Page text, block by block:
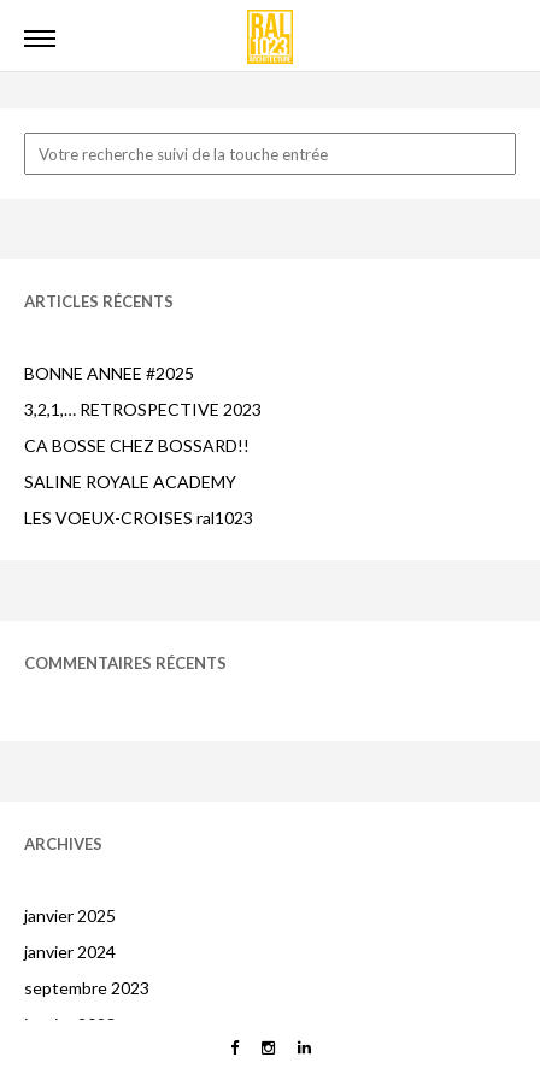
ARTICLES RÉCENTS
BONNE ANNEE #2025
3,2,1,… RETROSPECTIVE 2023
CA BOSSE CHEZ BOSSARD!!
SALINE ROYALE ACADEMY
LES VOEUX-CROISES ral1023
COMMENTAIRES RÉCENTS
ARCHIVES
janvier 2025
janvier 2024
septembre 2023
janvier 2023